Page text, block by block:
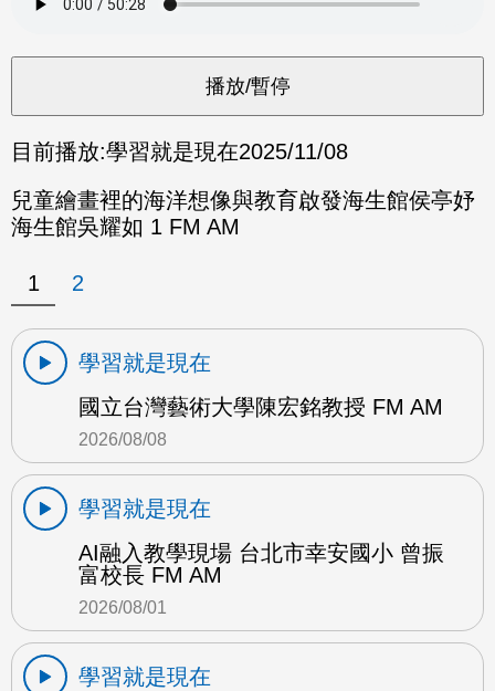
目前播放:學習就是現在2025/11/08
兒童繪畫裡的海洋想像與教育啟發海生館侯亭妤
海生館吳耀如 1 FM AM
1 2
學習就是現在
國立台灣藝術大學陳宏銘教授 FM AM
2026/08/08
學習就是現在
AI融入教學現場 台北市幸安國小 曾振
富校長 FM AM
2026/08/01
學習就是現在